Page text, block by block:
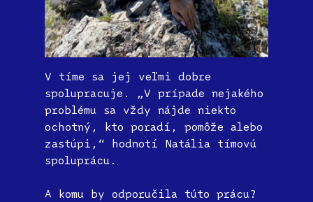
V tíme sa jej veľmi dobre
spolupracuje. „V prípade nejakého
problému sa vždy nájde niekto
ochotný, kto poradí, pomôže alebo
zastúpi,“ hodnotí Natália tímovú
spoluprácu.
A komu by odporučila túto prácu?